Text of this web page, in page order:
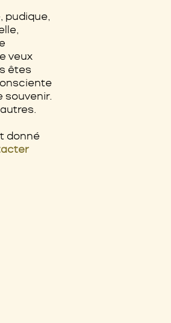
pudique,
veux
êtes
souvenir.
donné